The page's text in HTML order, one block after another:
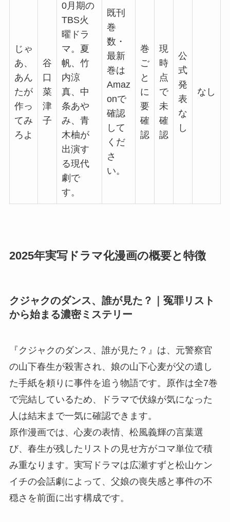
じゃ
あ、
あん
たが
作っ
てみ
ろよ
谷
口
菜
津
子
0月期の
TBS火
曜ドラ
マ。夏
帆、竹
内涼
真、中
条あや
み、青
木柚が
出演す
る現代
劇で
す。
既刊
巻
数・
最新
巻は
Amaz
onで
確認
して
くだ
さ
い。
巻
ご
と
に
要
確
認
現
時
点
で
未
確
認
公
式
発
表
な
し
なし
2025年実写ドラマ化漫画の概要と特徴
クジャクのダンス、誰が見た？｜冤罪リスト
から始まる濃密ミステリー
『クジャクのダンス、誰が見た？』は、元警察官
の山下春生が殺害され、娘の山下心麦が父の遺し
た手紙を頼りに事件を追う物語です。原作は全7巻
で完結しているため、ドラマで伏線が気になった
人は結末まで一気に確認できます。
原作漫画では、心麦の表情、松風義輝の言葉選
び、春生が残したリストの見せ方がコマ単位で積
み重なります。実写ドラマは広瀬すずと松山ケン
イチの会話劇によって、父娘の喪失感と事件の不
穏さを前面に出す構成です。